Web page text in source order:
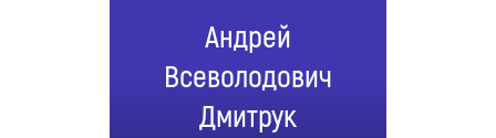
Андрей
Всеволодович
Дмитрук